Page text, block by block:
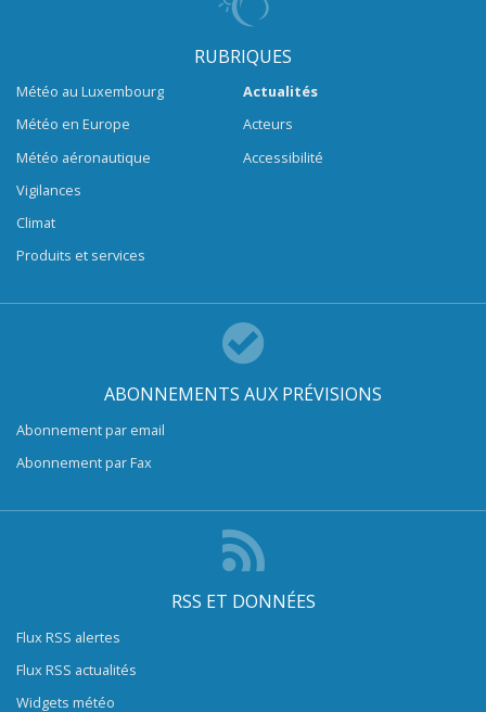
RUBRIQUES
Météo au Luxembourg
Météo en Europe
Météo aéronautique
Vigilances
Climat
Produits et services
Actualités
Acteurs
Accessibilité
ABONNEMENTS AUX PRÉVISIONS
Abonnement par email
Abonnement par Fax
RSS ET DONNÉES
Flux RSS alertes
Flux RSS actualités
Widgets météo